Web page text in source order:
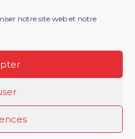
notre site web et notre
CONTACT